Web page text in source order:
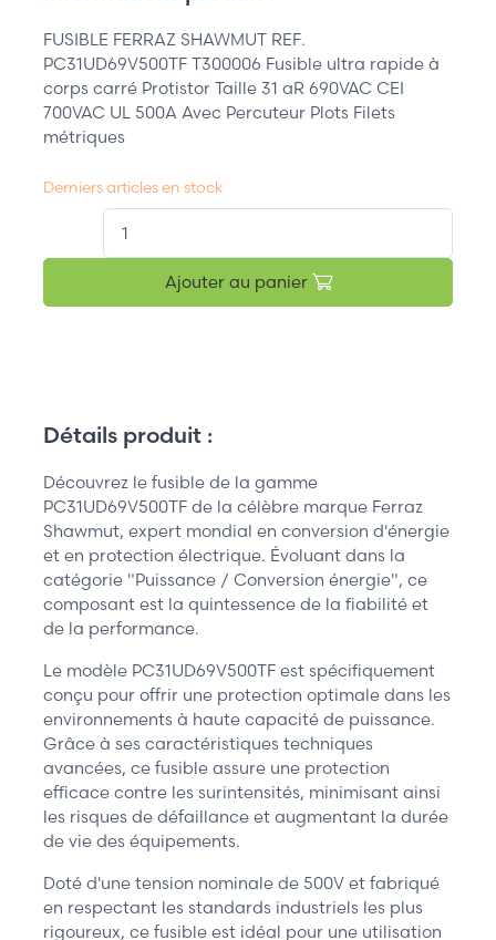
FUSIBLE FERRAZ SHAWMUT REF.
PC31UD69V500TF T300006 Fusible ultra rapide à
corps carré Protistor Taille 31 aR 690VAC CEI
700VAC UL 500A Avec Percuteur Plots Filets
métriques
Derniers articles en stock
Ajouter au panier
Détails produit :
Découvrez le fusible de la gamme
PC31UD69V500TF de la célèbre marque Ferraz
Shawmut, expert mondial en conversion d'énergie
et en protection électrique. Évoluant dans la
catégorie "Puissance / Conversion énergie", ce
composant est la quintessence de la fiabilité et
de la performance.
Le modèle PC31UD69V500TF est spécifiquement
conçu pour offrir une protection optimale dans les
environnements à haute capacité de puissance.
Grâce à ses caractéristiques techniques
avancées, ce fusible assure une protection
efficace contre les surintensités, minimisant ainsi
les risques de défaillance et augmentant la durée
de vie des équipements.
Doté d'une tension nominale de 500V et fabriqué
en respectant les standards industriels les plus
rigoureux, ce fusible est idéal pour une utilisation